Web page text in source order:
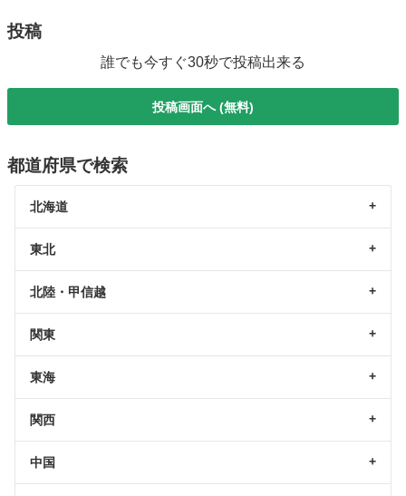
投稿
誰でも今すぐ30秒で投稿出来る
投稿画面へ (無料)
都道府県で検索
北海道
東北
北陸・甲信越
関東
東海
関西
中国